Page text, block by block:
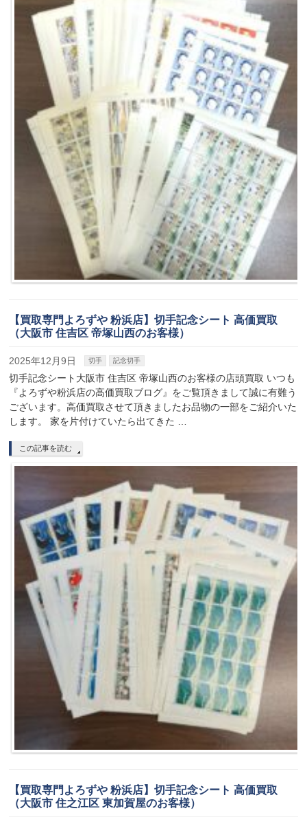
【買取専門よろずや 粉浜店】切手記念シート 高価買取
（大阪市 住吉区 帝塚山西のお客様）
2025年12月9日 切手 記念切手
切手記念シート大阪市 住吉区 帝塚山西のお客様の店頭買取 いつも
『よろずや粉浜店の高価買取ブログ』をご覧頂きまして誠に有難う
ございます。高価買取させて頂きましたお品物の一部をご紹介いた
します。 家を片付けていたら出てきた …
この記事を読む
【買取専門よろずや 粉浜店】切手記念シート 高価買取
（大阪市 住之江区 東加賀屋のお客様）